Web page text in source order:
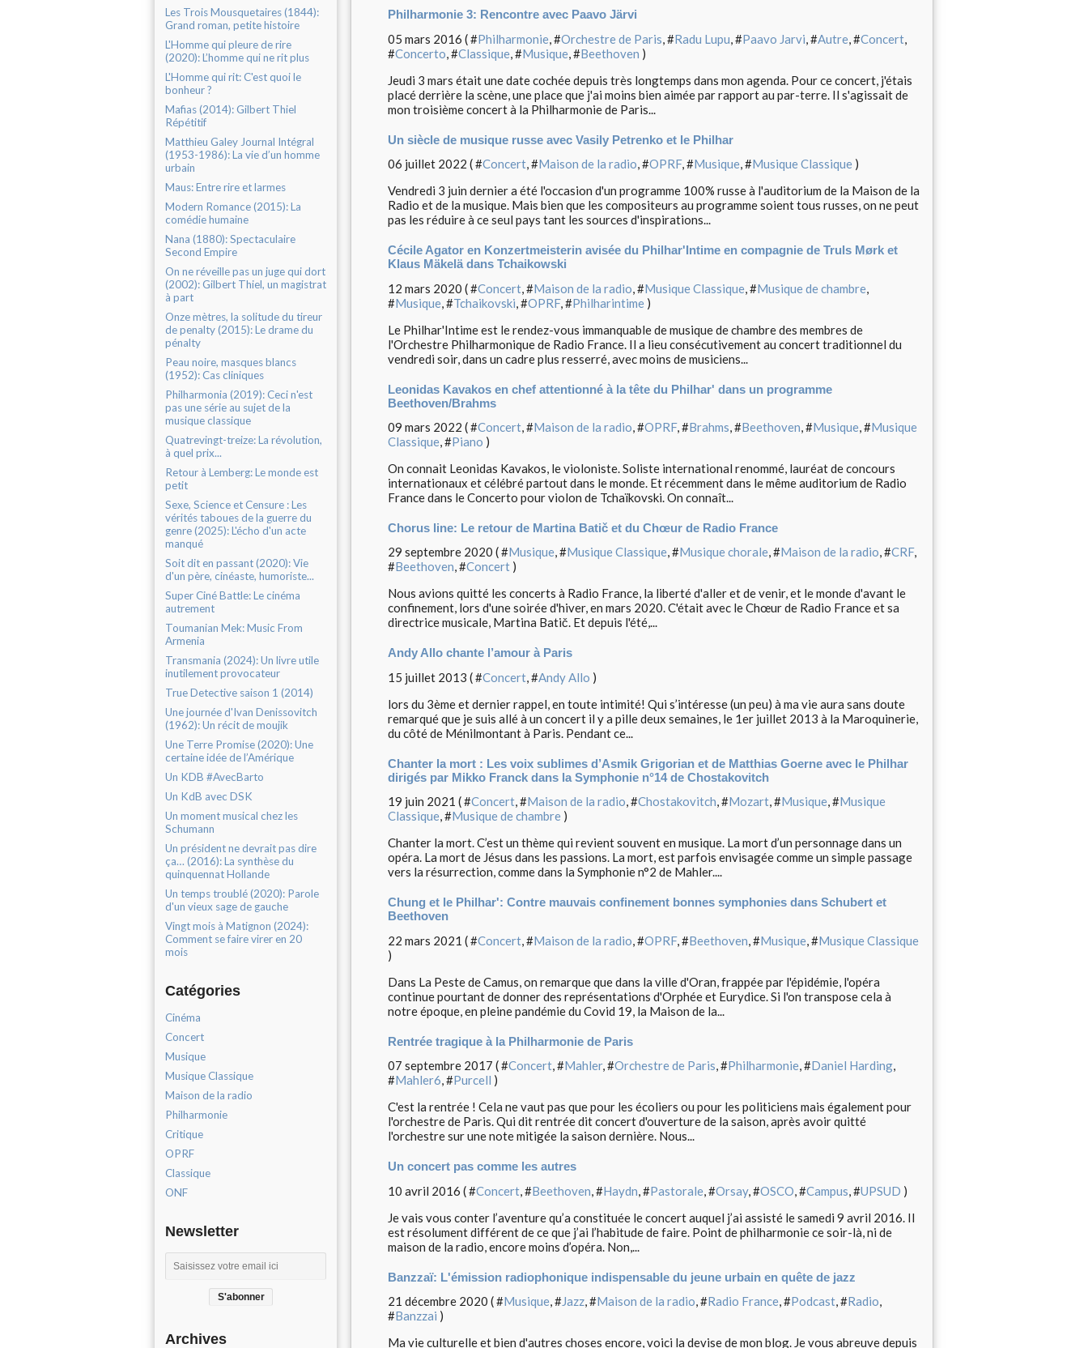
Les Trois Mousquetaires (1844):
Grand roman, petite histoire
L'Homme qui pleure de rire
(2020): L’homme qui ne rit plus
L'Homme qui rit: C'est quoi le
bonheur ?
Mafias (2014): Gilbert Thiel
Répétitif
Matthieu Galey Journal Intégral
(1953-1986): La vie d’un homme
urbain
Maus: Entre rire et larmes
Modern Romance (2015): La
comédie humaine
Nana (1880): Spectaculaire
Second Empire
On ne réveille pas un juge qui dort
(2002): Gilbert Thiel, un magistrat
à part
Onze mètres, la solitude du tireur
de penalty (2015): Le drame du
pénalty
Peau noire, masques blancs
(1952): Cas cliniques
Philharmonia (2019): Ceci n'est
pas une série au sujet de la
musique classique
Quatrevingt-treize: La révolution,
à quel prix...
Retour à Lemberg: Le monde est
petit
Sexe, Science et Censure : Les
vérités taboues de la guerre du
genre (2025): L'écho d'un acte
manqué
Soit dit en passant (2020): Vie
d'un père, cinéaste, humoriste...
Super Ciné Battle: Le cinéma
autrement
Toumanian Mek: Music From
Armenia
Transmania (2024): Un livre utile
inutilement provocateur
True Detective saison 1 (2014)
Une journée d'Ivan Denissovitch
(1962): Un récit de moujik
Une Terre Promise (2020): Une
certaine idée de l’Amérique
Un KDB #AvecBarto
Un KdB avec DSK
Un moment musical chez les
Schumann
Un président ne devrait pas dire
ça… (2016): La synthèse du
quinquennat Hollande
Un temps troublé (2020): Parole
d'un vieux sage de gauche
Vingt mois à Matignon (2024):
Comment se faire virer en 20
mois
Catégories
Cinéma
Concert
Musique
Musique Classique
Maison de la radio
Philharmonie
Critique
OPRF
Classique
ONF
Newsletter
Archives
Philharmonie 3: Rencontre avec Paavo Järvi
05 mars 2016 ( #Philharmonie, #Orchestre de Paris, #Radu Lupu, #Paavo Jarvi, #Autre, #Concert,
#Concerto, #Classique, #Musique, #Beethoven )
Jeudi 3 mars était une date cochée depuis très longtemps dans mon agenda. Pour ce concert, j'étais
placé derrière la scène, une place que j'ai moins bien aimée par rapport au par-terre. Il s'agissait de
mon troisième concert à la Philharmonie de Paris...
Un siècle de musique russe avec Vasily Petrenko et le Philhar
06 juillet 2022 ( #Concert, #Maison de la radio, #OPRF, #Musique, #Musique Classique )
Vendredi 3 juin dernier a été l'occasion d'un programme 100% russe à l'auditorium de la Maison de la
Radio et de la musique. Mais bien que les compositeurs au programme soient tous russes, on ne peut
pas les réduire à ce seul pays tant les sources d'inspirations...
Cécile Agator en Konzertmeisterin avisée du Philhar'Intime en compagnie de Truls Mørk et
Klaus Mäkelä dans Tchaikowski
12 mars 2020 ( #Concert , #Maison de la radio , #Musique Classique , #Musique de chambre
#Musique , #Tchaikovski , #OPRF, #Philharintime )
Le Philhar'Intime est le rendez-vous immanquable de musique de chambre des membres de
l'Orchestre Philharmonique de Radio France. Il a lieu consécutivement au concert traditionnel du
vendredi soir, dans un cadre plus resserré, avec moins de musiciens...
Leonidas Kavakos en chef attentionné à la tête du Philhar' dans un programme
Beethoven/Brahms
09 mars 2022 ( #Concert, #Maison de la radio, #OPRF, #Brahms, #Beethoven, #Musique, #Musique
Classique, #Piano )
On connait Leonidas Kavakos, le violoniste. Soliste international renommé, lauréat de concours
internationaux et célébré partout dans le monde. Et récemment dans le même auditorium de Radio
France dans le Concerto pour violon de Tchaïkovski. On connaît...
Chorus line: Le retour de Martina Batič et du Chœur de Radio France
29 septembre 2020 ( #Musique, #Musique Classique, #Musique chorale, #Maison de la radio, #CRF,
#Beethoven, #Concert )
Nous avions quitté les concerts à Radio France, la liberté d'aller et de venir, et le monde d'avant le
confinement, lors d'une soirée d'hiver, en mars 2020. C'était avec le Chœur de Radio France et sa
directrice musicale, Martina Batič. Et depuis l'été,...
Andy Allo chante l’amour à Paris
15 juillet 2013 ( #Concert, #Andy Allo )
lors du 3ème et dernier rappel, en toute intimité! Qui s’intéresse (un peu) à ma vie aura sans doute
remarqué que je suis allé à un concert il y a pille deux semaines, le 1er juillet 2013 à la Maroquinerie,
du côté de Ménilmontant à Paris. Pendant ce...
Chanter la mort : Les voix sublimes d’Asmik Grigorian et de Matthias Goerne avec le Philhar
dirigés par Mikko Franck dans la Symphonie n°14 de Chostakovitch
19 juin 2021 ( #Concert, #Maison de la radio, #Chostakovitch, #Mozart, #Musique, #Musique
Classique, #Musique de chambre )
Chanter la mort. C’est un thème qui revient souvent en musique. La mort d’un personnage dans un
opéra. La mort de Jésus dans les passions. La mort, est parfois envisagée comme un simple passage
vers la résurrection, comme dans la Symphonie n°2 de Mahler....
Chung et le Philhar': Contre mauvais confinement bonnes symphonies dans Schubert et
Beethoven
22 mars 2021 ( #Concert, #Maison de la radio, #OPRF, #Beethoven, #Musique, #Musique Classique
)
Dans La Peste de Camus, on remarque que dans la ville d'Oran, frappée par l'épidémie, l'opéra
continue pourtant de donner des représentations d'Orphée et Eurydice. Si l'on transpose cela à
notre époque, en pleine pandémie du Covid 19, la Maison de la...
Rentrée tragique à la Philharmonie de Paris
07 septembre 2017 ( #Concert, #Mahler, #Orchestre de Paris, #Philharmonie, #Daniel Harding,
#Mahler6, #Purcell )
C'est la rentrée ! Cela ne vaut pas que pour les écoliers ou pour les politiciens mais également pour
l'orchestre de Paris. Qui dit rentrée dit concert d'ouverture de la saison, après avoir quitté
l'orchestre sur une note mitigée la saison dernière. Nous...
Un concert pas comme les autres
10 avril 2016 ( #Concert, #Beethoven, #Haydn, #Pastorale, #Orsay, #OSCO, #Campus, #UPSUD )
Je vais vous conter l’aventure qu’a constituée le concert auquel j’ai assisté le samedi 9 avril 2016. Il
est résolument différent de ce que j’ai l’habitude de faire. Point de philharmonie ce soir-là, ni de
maison de la radio, encore moins d’opéra. Non,...
Banzzaï: L'émission radiophonique indispensable du jeune urbain en quête de jazz
21 décembre 2020 ( #Musique, #Jazz, #Maison de la radio, #Radio France, #Podcast, #Radio,
#Banzzai )
Ma vie culturelle et bien d'autres choses encore, voici la devise de mon blog. Je vous abreuve depuis